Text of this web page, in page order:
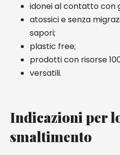
idonei al contatto con
atossici e senza
sapori;
plastic free;
prodotti con risorse
versatili.
Indicazioni per
smaltimento